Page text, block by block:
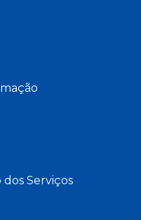
Serviços